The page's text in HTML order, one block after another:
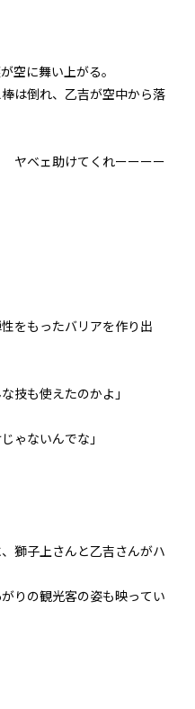
空に舞い上がる。
は倒れ、乙吉が空中から落
ヤベェ助けてくれーーーー
をもったバリアを作り出
も使えたのかよ」
ゃないんでな」
獅子上さんと乙吉さんがハ
りの観光客の姿も映ってい